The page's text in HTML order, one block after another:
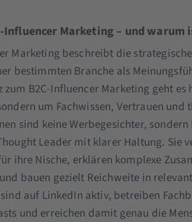
Influencer Marketing – und warum
Marketing beschreibt die
bestimmten Branche als
zum B2C-Influencer Marketing geht
um Fachwissen, Vertrauen und
sind keine Werbegesichter,
Leader mit klarer Haltung. Sie
ihre Nische, erklären komplexe
bauen gezielt Reichweite in
auf LinkedIn aktiv, betreiben
und erreichen damit genau die